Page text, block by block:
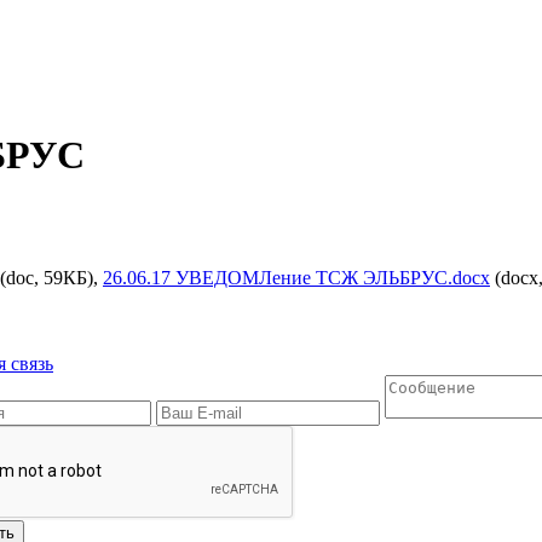
(doc, 59КБ), 26.06.17 УВЕДОМЛение ТСЖ ЭЛЬБРУС.docx
связь